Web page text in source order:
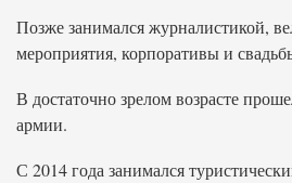
Позже занимался журналистикой,
мероприятия, корпоративы и
В достаточно зрелом возрасте
армии.
С 2014 года занимался